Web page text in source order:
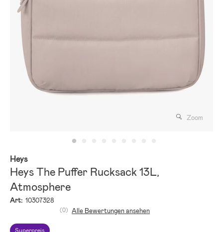
Zoom
Heys
Heys The Puffer Rucksack 13L,
Atmosphere
Art: 10307328
Superpreis
(0) Alle Bewertungen ansehen